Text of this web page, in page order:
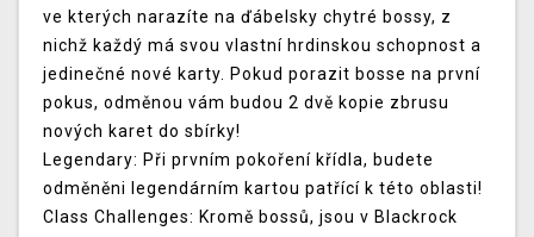
ve kterých narazíte na ďábelsky chytré bossy, z
nichž každý má svou vlastní hrdinskou schopnost a
jedinečné nové karty. Pokud porazit bosse na první
pokus, odměnou vám budou 2 dvě kopie zbrusu
nových karet do sbírky!
Legendary: Při prvním pokoření křídla, budete
odměněni legendárním kartou patřící k této oblasti!
Class Challenges: Kromě bossů, jsou v Blackrock